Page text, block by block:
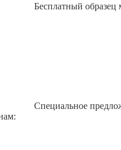
Бесплатный образец
Специальное